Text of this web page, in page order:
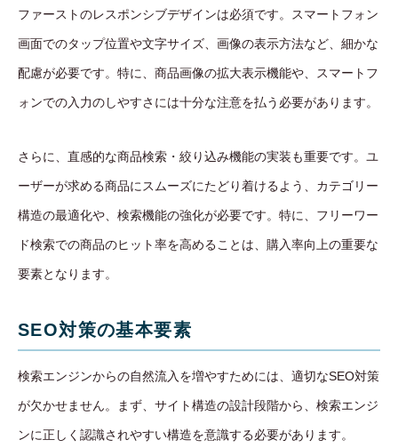
ファーストのレスポンシブデザインは必須です。スマートフォン
画面でのタップ位置や文字サイズ、画像の表示方法など、細かな
配慮が必要です。特に、商品画像の拡大表示機能や、スマートフ
ォンでの入力のしやすさには十分な注意を払う必要があります。
さらに、直感的な商品検索・絞り込み機能の実装も重要です。ユ
ーザーが求める商品にスムーズにたどり着けるよう、カテゴリー
構造の最適化や、検索機能の強化が必要です。特に、フリーワー
ド検索での商品のヒット率を高めることは、購入率向上の重要な
要素となります。
SEO対策の基本要素
検索エンジンからの自然流入を増やすためには、適切なSEO対策
が欠かせません。まず、サイト構造の設計段階から、検索エンジ
ンに正しく認識されやすい構造を意識する必要があります。